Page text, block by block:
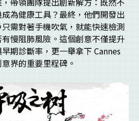
為健康工具？最終，他們開發出
需對著手機吹氣，就能快速檢測
慢阻肺風險。這個創意不僅提升
期診斷率，更一舉拿下 Cannes
界的重要里程碑。